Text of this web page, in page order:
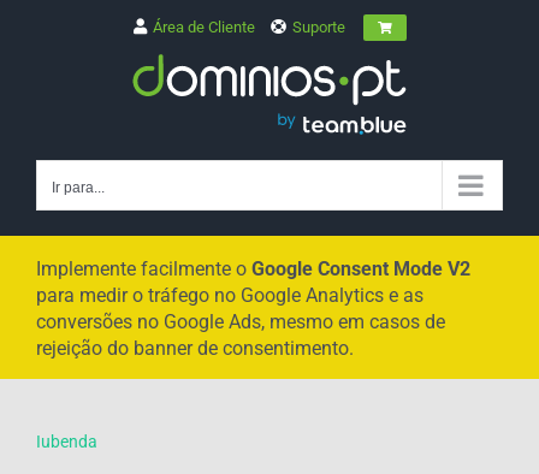
Área de Cliente Suporte
Ir para...
Implemente facilmente o Google Consent Mode V2
para medir o tráfego no Google Analytics e as
conversões no Google Ads, mesmo em casos de
rejeição do banner de consentimento.
Iubenda